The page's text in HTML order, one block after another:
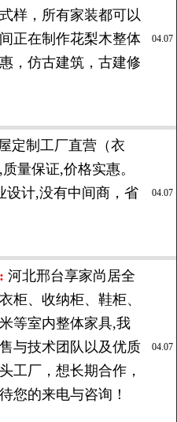
样，所有家装都可以
正在制作花梨木整体
，仿古建筑，古建修
04.07
定制工厂直营（衣
量保证,价格实惠。
设计,没有中间商，省
04.07
河北邢台享家尚居全
柜、收纳柜、鞋柜、
等室内整体家具,我
与技术团队以及优质
工厂，想长期合作，
您的来电与咨询！
04.07